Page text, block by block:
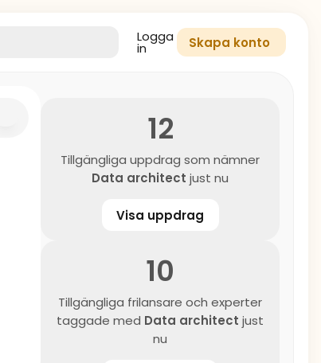
Logga
in Skapa konto
12
Tillgängliga uppdrag som nämner
Data architect just nu
Visa uppdrag
10
Tillgängliga frilansare och experter
taggade med Data architect just
nu